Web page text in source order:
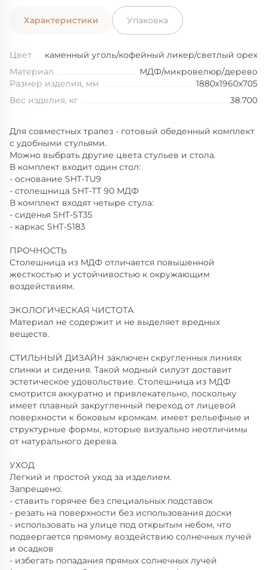
Характеристики Упаковка
Цвет
каменный уголь/кофейный ликер/светлый орех
Материал
МДФ/микровелюр/дерево
Размер изделия, мм
1880x1960x705
Вес изделия, кг
38.700
Для совместных трапез - готовый обеденный комплект
с удобными стульями.
Можно выбрать другие цвета стульев и стола.
В комплект входит один стол:
- основание SHT-TU9
- столешница SHT-TT 90 МДФ
В комплект входят четыре стула:
- сиденья SHT-SТ35
- каркас SHT-S183
ПРОЧНОСТЬ
Столешница из МДФ отличается повышенной
жесткостью и устойчивостью к окружающим
воздействиям.
ЭКОЛОГИЧЕСКАЯ ЧИСТОТА
Материал не содержит и не выделяет вредных
веществ.
СТИЛЬНЫЙ ДИЗАЙН заключен скругленных линиях
спинки и сидения. Такой модный силуэт доставит
эстетическое удовольствие. Столешница из МДФ
смотрится аккуратно и привлекательно, поскольку
имеет плавный закругленный переход от лицевой
поверхности к боковым кромкам. имеет рельефные и
структурные формы, которые визуально неотличимы
от натурального дерева.
УХОД
Легкий и простой уход за изделием.
Запрещено:
- ставить горячее без специальных подставок
- резать на поверхности без использования доски
- использовать на улице под открытым небом, что
подвергается прямому воздействию солнечных лучей
и осадков
- избегать попадания прямых солнечных лучей